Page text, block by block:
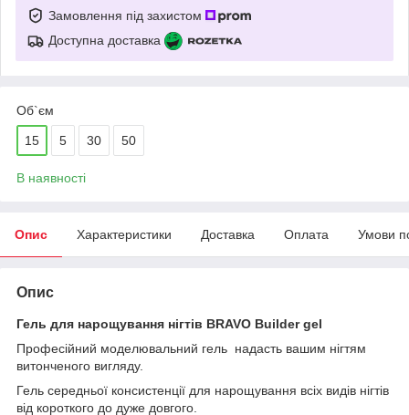
Замовлення під захистом
Доступна доставка
Об`єм
15 5 30 50
В наявності
Опис Характеристики Доставка Оплата Умови
Опис
Гель для нарощування нігтів BRAVO Builder gel
Професійний моделювальний гель надасть вашим нігтям
витонченого вигляду.
Гель середньої консистенції для нарощування всіх видів нігтів
від короткого до дуже довгого.